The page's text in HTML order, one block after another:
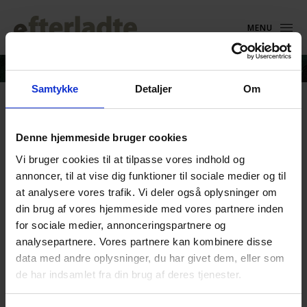
Samtykke Detaljer Om
Denne hjemmeside bruger cookies
Vi bruger cookies til at tilpasse vores indhold og
annoncer, til at vise dig funktioner til sociale medier og til
at analysere vores trafik. Vi deler også oplysninger om
din brug af vores hjemmeside med vores partnere inden
for sociale medier, annonceringspartnere og
analysepartnere. Vores partnere kan kombinere disse
data med andre oplysninger, du har givet dem, eller som
de har indsamlet fra din brug af deres tjenester.
MENU
Flere selvmord kan
forebygges – Kristeligt
Dagblad